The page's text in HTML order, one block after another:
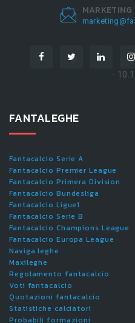
-
FANTALEGHE
Fantacalcio Serie A
Fantacalcio Premier League
Fantacalcio Primera Division
Fantacalcio Bundesliga
Fantacalcio Ligue1
Fantacalcio Serie B
Fantacalcio Champions League
Fantacalcio Europa League
Naviga leghe
Maxileghe
Regolamento fantacalcio
Voti fantacalcio
Quotazioni fantacalcio
Statistiche calciatori
Probabili formazioni